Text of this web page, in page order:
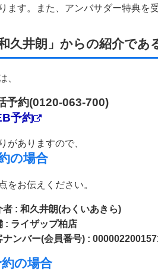
ます。また、アンバサダー特典を
久井朗」からの紹介であ
、
予約(0120-063-700)
予約
がありますので、
の場合
をお伝えください。
者 : 和久井朗(わくいあきら)
: ライザップ柏店
ナンバー(会員番号) :
の場合